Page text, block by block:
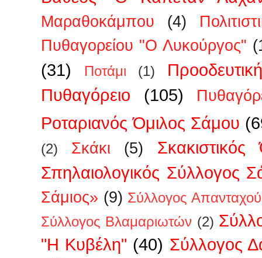
Μαραθοκάμπου (4)
Πυθαγορείου "Ο Λυκούργος"
(31) Ποτάμι (1)
Πυθαγόρειο
(105)
Ροταριανός Όμιλος Σάμου
(2) Σκάκι (5)
Σπηλαιολογικός Σύλλογος
Σάμιος» (9) Σύλλογος
Σύλλογος Βλαμαριωτών (2)
"Η Κυβέλη" (40) Σύλλογος